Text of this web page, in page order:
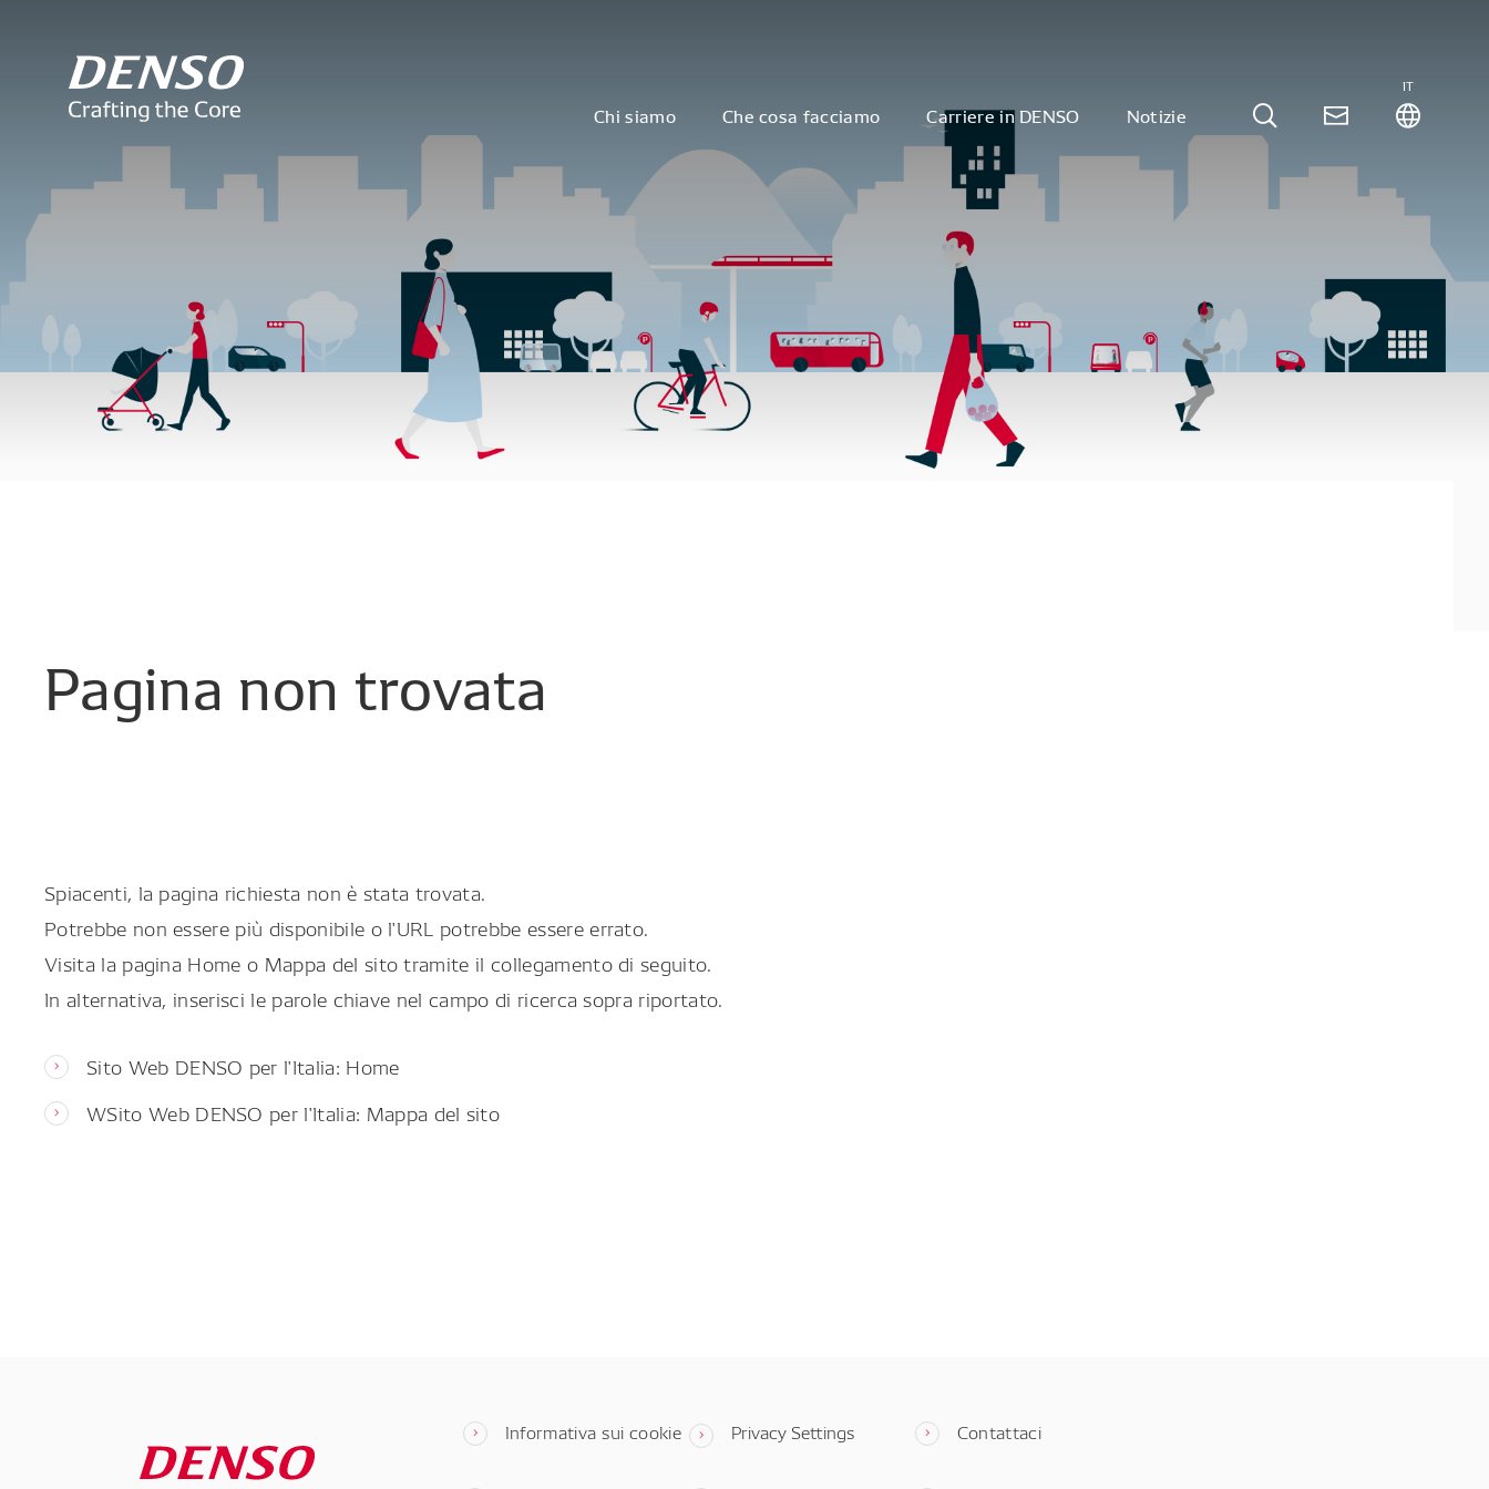
Chi siamo Che cosa facciamo Carriere in DENSO Notizie
IT
Pagina non trovata
Spiacenti, la pagina richiesta non è stata trovata.
Potrebbe non essere più disponibile o l'URL potrebbe essere errato.
Visita la pagina Home o Mappa del sito tramite il collegamento di seguito.
In alternativa, inserisci le parole chiave nel campo di ricerca sopra riportato.
Sito Web DENSO per l'Italia: Home
WSito Web DENSO per l'Italia: Mappa del sito
Informativa sui cookie Privacy Settings Contattaci